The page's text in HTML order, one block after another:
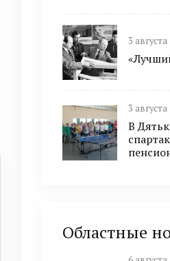
3
3
В
Областные